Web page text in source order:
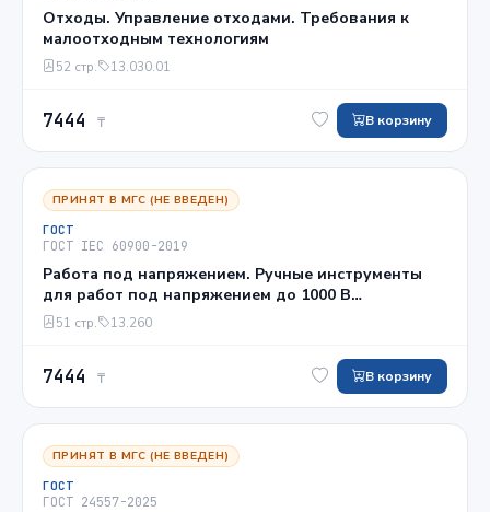
Отходы. Управление отходами. Требования к
малоотходным технологиям
52 стр. 13.030.01
7444 ₸ В корзину
ПРИНЯТ В МГС (НЕ ВВЕДЕН)
ГОСТ
ГОСТ IEC 60900-2019
Работа под напряжением. Ручные инструменты
для работ под напряжением до 1000 В
переменного и 1500 В постоянного тока. Общие
требования и методы испытаний
51 стр. 13.260
7444 ₸ В корзину
ПРИНЯТ В МГС (НЕ ВВЕДЕН)
ГОСТ
ГОСТ 24557-2025